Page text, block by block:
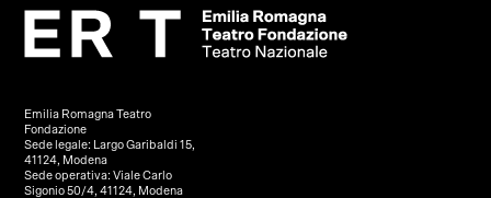
Emilia Romagna Teatro
Fondazione
Sede legale: Largo Garibaldi 15,
41124, Modena
Sede operativa: Viale Carlo
Sigonio 50/4, 41124, Modena